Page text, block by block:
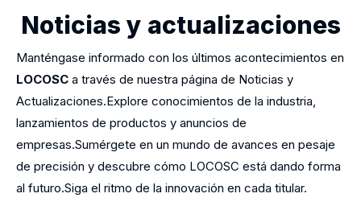
Noticias y actualizaciones
Manténgase informado con los últimos acontecimientos en
LOCOSC a través de nuestra página de Noticias y
Actualizaciones.Explore conocimientos de la industria,
lanzamientos de productos y anuncios de
empresas.Sumérgete en un mundo de avances en pesaje
de precisión y descubre cómo LOCOSC está dando forma
al futuro.Siga el ritmo de la innovación en cada titular.